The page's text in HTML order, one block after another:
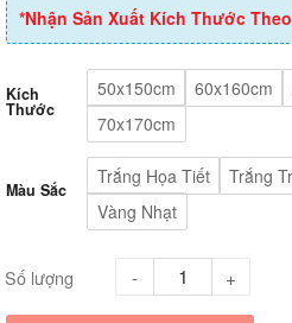
*Nhận Sản Xuất Kích Thước
Kích
Thước
50x150cm 60x160cm
70x170cm
Màu Sắc
Trắng Họa Tiết Trắng
Vàng Nhạt
Số lượng